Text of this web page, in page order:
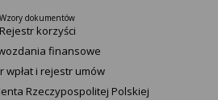
Wzory dokumentów
Rejestr korzyści
finansowe
wpłat i rejestr umów
Rzeczypospolitej Polskiej